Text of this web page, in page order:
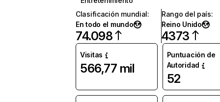
Clasificación mundial:
En todo el mundo
74.098
Rango del país:
Reino Unido
4373
Visitas
566,77 mil
Puntuación de
Autoridad
52